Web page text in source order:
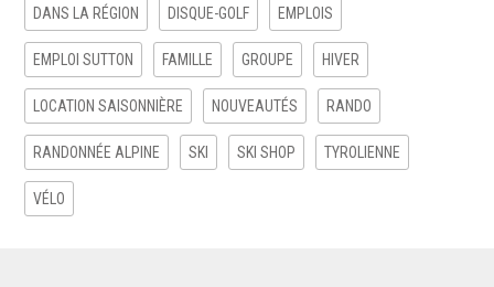
DANS LA RÉGION DISQUE-GOLF EMPLOIS
EMPLOI SUTTON FAMILLE GROUPE HIVER
LOCATION SAISONNIÈRE NOUVEAUTÉS RANDO
RANDONNÉE ALPINE SKI SKI SHOP TYROLIENNE
VÉLO